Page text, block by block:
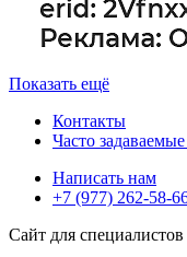
Показать ещё
Контакты
Часто
Написать нам
+7 (977) 262-58-
Сайт для